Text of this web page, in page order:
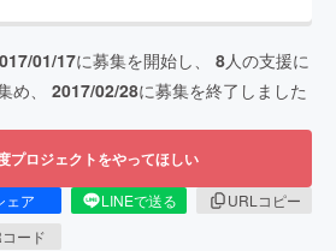
01/17に募集を開始し、 8人の支援に
め、 2017/02/28に募集を終了しました
プロジェクトをやってほしい
ェア LINEで送る
URLコピー
ード